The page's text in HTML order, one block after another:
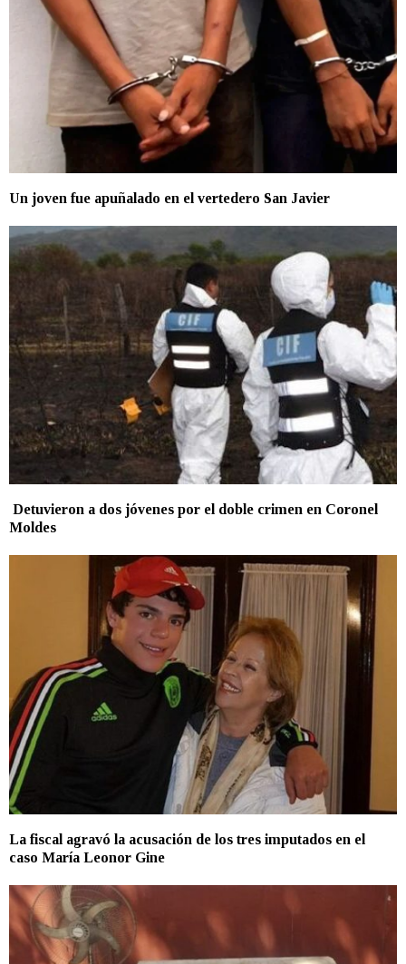
Un joven fue apuñalado en el vertedero San Javier
Detuvieron a dos jóvenes por el doble crimen en Coronel
Moldes
La fiscal agravó la acusación de los tres imputados en el
caso María Leonor Gine